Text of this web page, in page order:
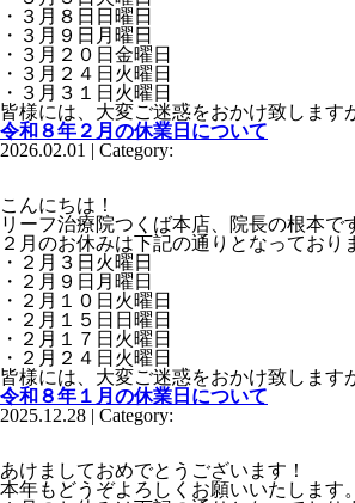
・３月８日日曜日
・３月９日月曜日
・３月２０日金曜日
・３月２４日火曜日
・３月３１日火曜日
皆様には、大変ご迷惑をおかけ致します
令和８年２月の休業日について
2026.02.01 | Category:
こんにちは！
リーフ治療院つくば本店、院長の根本で
２月のお休みは下記の通りとなっており
・２月３日火曜日
・２月９日月曜日
・２月１０日火曜日
・２月１５日日曜日
・２月１７日火曜日
・２月２４日火曜日
皆様には、大変ご迷惑をおかけ致します
令和８年１月の休業日について
2025.12.28 | Category:
あけましておめでとうございます！
本年もどうぞよろしくお願いいたします。